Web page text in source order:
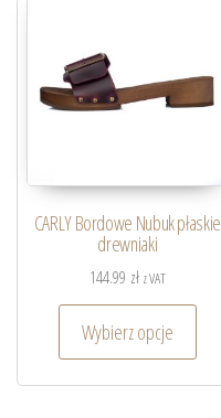
CARLY Bordowe Nubuk płaskie
drewniaki
144.99 zł z VAT
Wybierz opcje